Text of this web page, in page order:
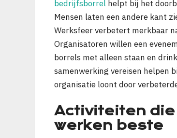
bedrijfsborrel helpt bij het
Mensen laten een andere kant
Werksfeer verbetert merkbaar
Organisatoren willen een
borrels met alleen staan en
samenwerking vereisen helpen
organisatie loont door
Activiteiten
werken beste